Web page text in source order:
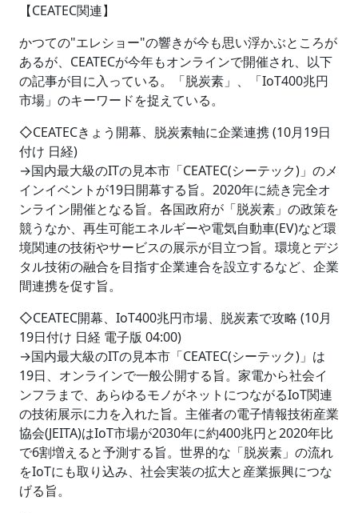
【CEATEC関連】
かつての"エレショー"の響きが今も思い浮かぶところが
あるが、CEATECが今年もオンラインで開催され、以下
の記事が目に入っている。「脱炭素」、「IoT400兆円
市場」のキーワードを捉えている。
◇CEATECきょう開幕、脱炭素軸に企業連携 (10月19日
付け 日経)
→国内最大級のITの見本市「CEATEC(シーテック)」のメ
インイベントが19日開幕する旨。2020年に続き完全オ
ンライン開催となる旨。各国政府が「脱炭素」の政策を
競うなか、再生可能エネルギーや電気自動車(EV)など環
境関連の技術やサービスの展示が目立つ旨。環境とデジ
タル技術の融合を目指す企業連合を設立するなど、企業
間連携を促す旨。
◇CEATEC開幕、IoT400兆円市場、脱炭素で攻略 (10月
19日付け 日経 電子版 04:00)
→国内最大級のITの見本市「CEATEC(シーテック)」は
19日、オンラインで一般公開する旨。家電から社会イ
ンフラまで、あらゆるモノがネットにつながるIoT関連
の技術展示に力を入れた旨。主催者の電子情報技術産業
協会(JEITA)はIoT市場が2030年に約400兆円と2020年比
で6割増えると予測する旨。世界的な「脱炭素」の流れ
をIoTにも取り込み、社会実装の拡大と産業振興につな
げる旨。